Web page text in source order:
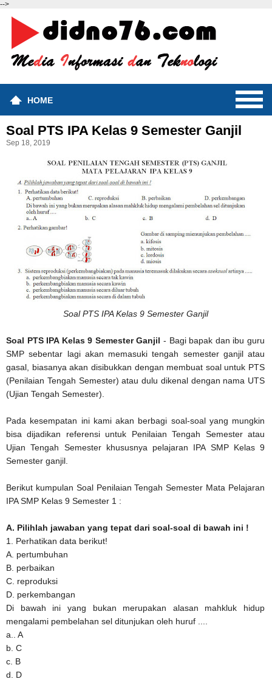
-->
HOME
Soal PTS IPA Kelas 9 Semester Ganjil
Sep 18, 2019
Soal PTS IPA Kelas 9 Semester Ganjil
Soal PTS IPA Kelas 9 Semester Ganjil- Bagi bapak dan ibu guru
SMP sebentar lagi akan memasuki tengah semester ganjil atau
gasal, biasanya akan disibukkan dengan membuat soal untuk PTS
(Penilaian Tengah Semester) atau dulu dikenal dengan nama UTS
(Ujian Tengah Semester).
Pada kesempatan ini kami akan berbagi soal-soal yang mungkin
bisa dijadikan referensi untuk Penilaian Tengah Semester atau
Ujian Tengah Semester khususnya pelajaran IPA SMP Kelas 9
Semester ganjil.
Berikut kumpulan Soal Penilaian Tengah Semester Mata Pelajaran
IPA SMP Kelas 9 Semester 1 :
A. Pilihlah jawaban yang tepat dari soal-soal di bawah ini !
1. Perhatikan data berikut!
A. pertumbuhan
B. perbaikan
C. reproduksi
D. perkembangan
Di bawah ini yang bukan merupakan alasan mahkluk hidup
mengalami pembelahan sel ditunjukan oleh huruf ....
a.. A
b. C
c. B
d. D